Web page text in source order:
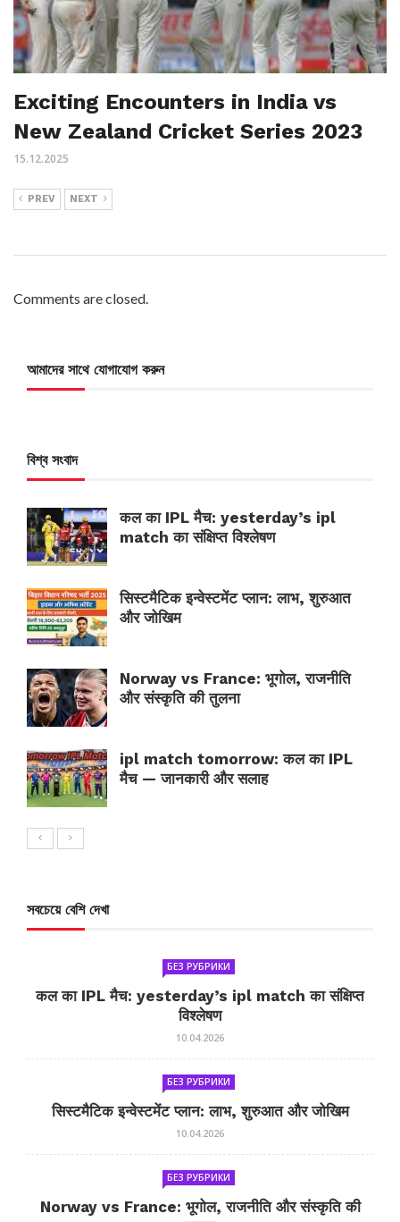
Exciting Encounters in India vs
New Zealand Cricket Series 2023
15.12.2025
PREV NEXT
Comments are closed.
আমাদের সাথে যোগাযোগ করুন
বিশ্ব সংবাদ
कल का IPL मैच: yesterday’s ipl
match का संक्षिप्त विश्लेषण
सिस्टमैटिक इन्वेस्टमेंट प्लान: लाभ, शुरुआत
और जोखिम
Norway vs France: भूगोल, राजनीति
और संस्कृति की तुलना
ipl match tomorrow: कल का IPL
मैच — जानकारी और सलाह
সবচেয়ে বেশি দেখা
БЕЗ РУБРИКИ
कल का IPL मैच: yesterday’s ipl match का संक्षिप्त
विश्लेषण
10.04.2026
БЕЗ РУБРИКИ
सिस्टमैटिक इन्वेस्टमेंट प्लान: लाभ, शुरुआत और जोखिम
10.04.2026
БЕЗ РУБРИКИ
Norway vs France: भूगोल, राजनीति और संस्कृति की